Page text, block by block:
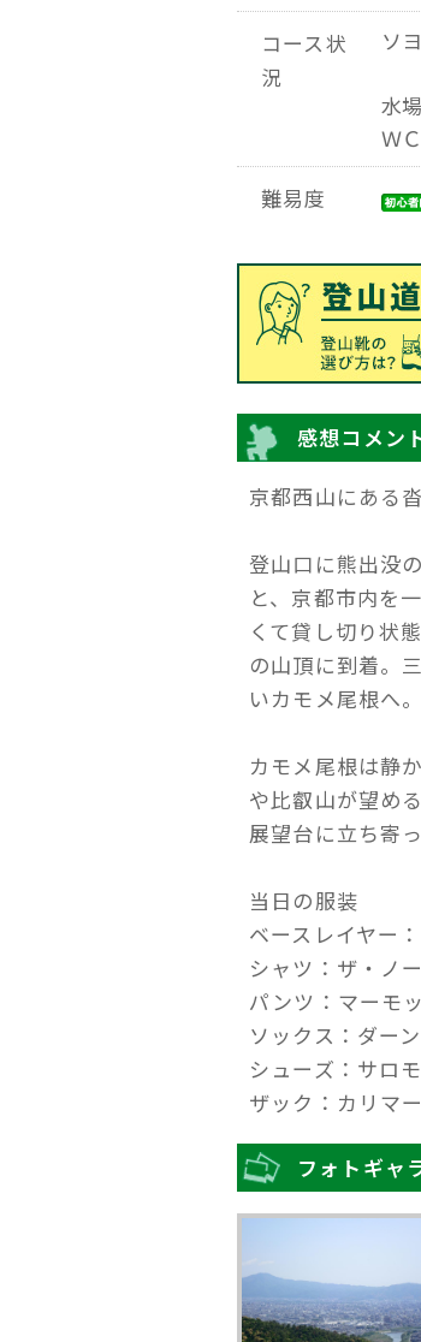
コース状
況
ソ
水
Ｗ
難易度
感想コメン
京都西山にある
登山口に熊出没
と、京都市内を
くて貸し切り状
の山頂に到着。
いカモメ尾根へ。
カモメ尾根は静
や比叡山が望め
展望台に立ち寄
当日の服装
ベースレイヤー
シャツ：ザ・ノ
パンツ：マーモ
ソックス：ダー
シューズ：サロ
ザック：カリマ
フォトギャ